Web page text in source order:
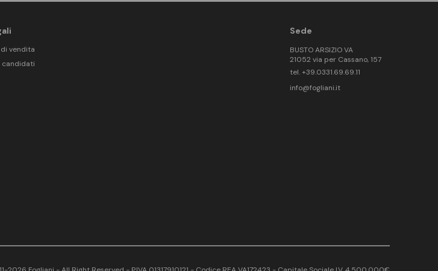
vendita
candidati
Sede
BUSTO ARSIZIO VA
21052 via per Cassano, 157
tel. +39.0331.69.69.11
info@fogliani.it